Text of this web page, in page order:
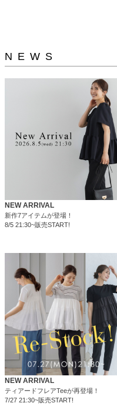
NEWS
NEW ARRIVAL
新作7アイテムが登場！
8/5 21:30~販売START!
NEW ARRIVAL
ティアードフレアTeeが再登場！
7/27 21:30~販売START!